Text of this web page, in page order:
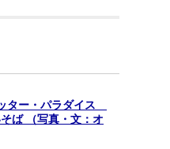
ター・パラダイス
ば （写真・文：オ